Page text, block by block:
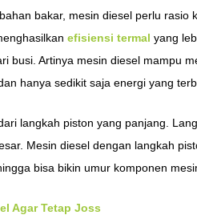
bakar, mesin diesel perlu rasio
efisiensi termal yang
busi. Artinya mesin diesel mampu
hanya sedikit saja energi yang
langkah piston yang panjang.
Mesin diesel dengan langkah
bisa bikin umur komponen
Agar Tetap Joss